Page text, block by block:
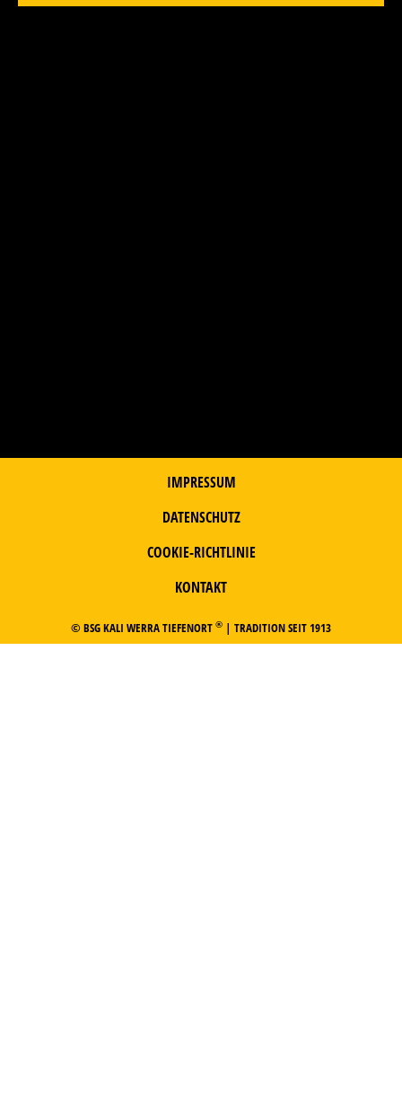
IMPRESSUM
DATENSCHUTZ
COOKIE-RICHTLINIE
KONTAKT
© BSG KALI WERRA TIEFENORT ® | TRADITION SEIT 1913